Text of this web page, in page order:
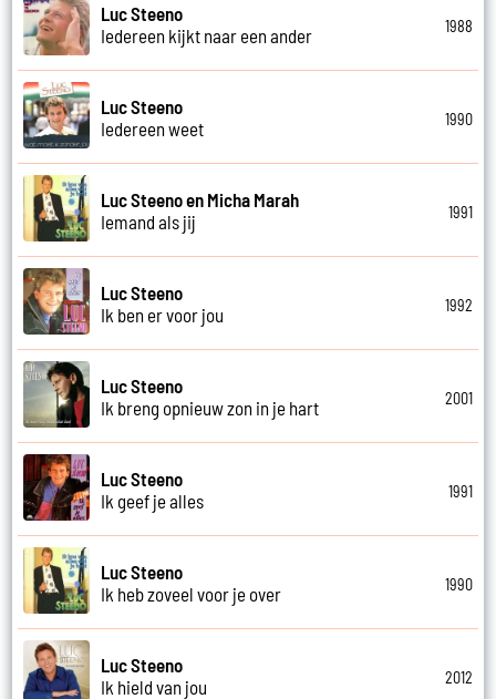
Luc Steeno
Iedereen kijkt naar een ander
1988
Luc Steeno
Iedereen weet
1990
Luc Steeno en Micha Marah
Iemand als jij
1991
Luc Steeno
Ik ben er voor jou
1992
Luc Steeno
Ik breng opnieuw zon in je hart
2001
Luc Steeno
Ik geef je alles
1991
Luc Steeno
Ik heb zoveel voor je over
1990
Luc Steeno
Ik hield van jou
2012